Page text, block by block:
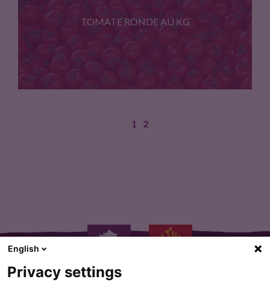
TOMATE RONDE AU KG
1 2
English
Privacy settings